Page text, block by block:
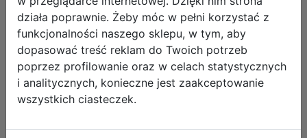
Astra Teczka z Gumką A4 Minecraft
108026002
działa poprawnie. Żeby móc w pełni korzystać z
funkcjonalności naszego sklepu, w tym, aby
dopasować treść reklam do Twoich potrzeb
poprzez profilowanie oraz w celach statystycznych
i analitycznych, konieczne jest zaakceptowanie
wszystkich ciasteczek.